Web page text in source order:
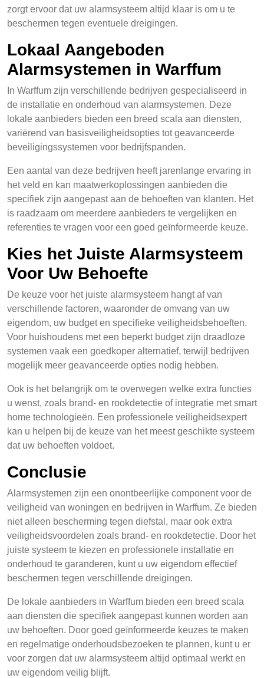
zorgt ervoor dat uw alarmsysteem altijd klaar is om u te
beschermen tegen eventuele dreigingen.
Lokaal Aangeboden
Alarmsystemen in Warffum
In Warffum zijn verschillende bedrijven gespecialiseerd in
de installatie en onderhoud van alarmsystemen. Deze
lokale aanbieders bieden een breed scala aan diensten,
variërend van basisveiligheidsopties tot geavanceerde
beveiligingssystemen voor bedrijfspanden.
Een aantal van deze bedrijven heeft jarenlange ervaring in
het veld en kan maatwerkoplossingen aanbieden die
specifiek zijn aangepast aan de behoeften van klanten. Het
is raadzaam om meerdere aanbieders te vergelijken en
referenties te vragen voor een goed geïnformeerde keuze.
Kies het Juiste Alarmsysteem
Voor Uw Behoefte
De keuze voor het juiste alarmsysteem hangt af van
verschillende factoren, waaronder de omvang van uw
eigendom, uw budget en specifieke veiligheidsbehoeften.
Voor huishoudens met een beperkt budget zijn draadloze
systemen vaak een goedkoper alternatief, terwijl bedrijven
mogelijk meer geavanceerde opties nodig hebben.
Ook is het belangrijk om te overwegen welke extra functies
u wenst, zoals brand- en rookdetectie of integratie met smart
home technologieën. Een professionele veiligheidsexpert
kan u helpen bij de keuze van het meest geschikte systeem
dat uw behoeften voldoet.
Conclusie
Alarmsystemen zijn een onontbeerlijke component voor de
veiligheid van woningen en bedrijven in Warffum. Ze bieden
niet alleen bescherming tegen diefstal, maar ook extra
veiligheidsvoordelen zoals brand- en rookdetectie. Door het
juiste systeem te kiezen en professionele installatie en
onderhoud te garanderen, kunt u uw eigendom effectief
beschermen tegen verschillende dreigingen.
De lokale aanbieders in Warffum bieden een breed scala
aan diensten die specifiek aangepast kunnen worden aan
uw behoeften. Door goed geïnformeerde keuzes te maken
en regelmatige onderhoudsbezoeken te plannen, kunt u er
voor zorgen dat uw alarmsysteem altijd optimaal werkt en
uw eigendom veilig blijft.